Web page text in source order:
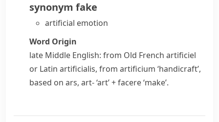
synonym fake
artificial emotion
Word Origin
late Middle English: from Old French artificiel
or Latin artificialis, from artificium ‘handicraft’,
based on ars, art-‘art’ +facere‘make’.